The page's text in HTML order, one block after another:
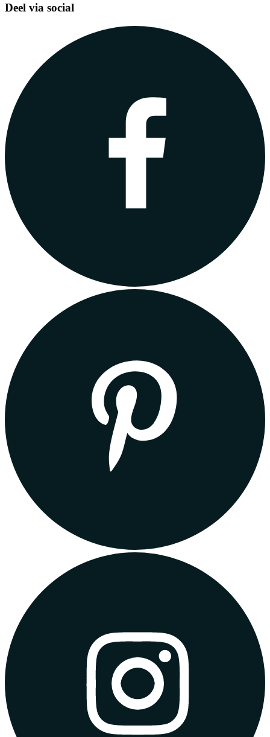
Deel via social